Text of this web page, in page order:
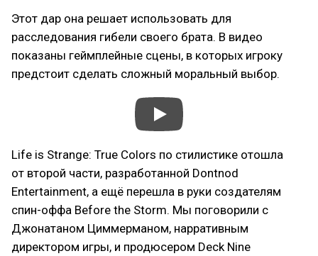
Этот дар она решает использовать для
расследования гибели своего брата. В видео
показаны геймплейные сцены, в которых игроку
предстоит сделать сложный моральный выбор.
Life is Strange: True Colors по стилистике отошла
от второй части, разработанной Dontnod
Entertainment, а ещё перешла в руки создателям
спин-оффа Before the Storm. Мы поговорили с
Джонатаном Циммерманом, нарративным
директором игры, и продюсером Deck Nine